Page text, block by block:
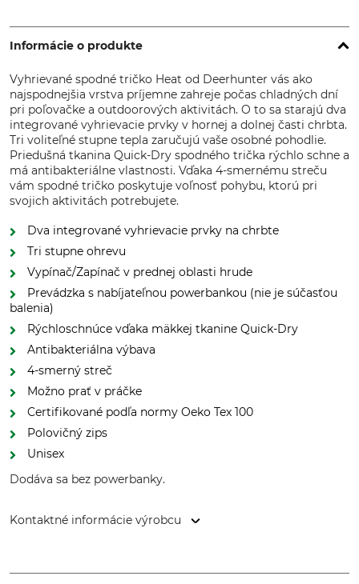
Informácie o produkte
Vyhrievané spodné tričko Heat od Deerhunter vás ako
najspodnejšia vrstva príjemne zahreje počas chladných dní
pri poľovačke a outdoorových aktivitách. O to sa starajú dva
integrované vyhrievacie prvky v hornej a dolnej časti chrbta.
Tri voliteľné stupne tepla zaručujú vaše osobné pohodlie.
Priedušná tkanina Quick-Dry spodného trička rýchlo schne a
má antibakteriálne vlastnosti. Vďaka 4-smernému streču
vám spodné tričko poskytuje voľnosť pohybu, ktorú pri
svojich aktivitách potrebujete.
Dva integrované vyhrievacie prvky na chrbte
Tri stupne ohrevu
Vypínač/Zapínač v prednej oblasti hrude
Prevádzka s nabíjateľnou powerbankou (nie je súčasťou
balenia)
Rýchloschnúce vďaka mäkkej tkanine Quick-Dry
Antibakteriálna výbava
4-smerný streč
Možno prať v práčke
Certifikované podľa normy Oeko Tex 100
Polovičný zips
Unisex
Dodáva sa bez powerbanky.
Kontaktné informácie výrobcu
www.deerhunter.eu